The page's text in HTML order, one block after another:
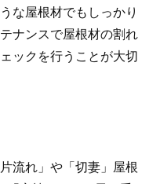
な屋根材でもしっかり
ナンスで屋根材の割れ
ックを行うことが大切
流れ」や「切妻」屋根